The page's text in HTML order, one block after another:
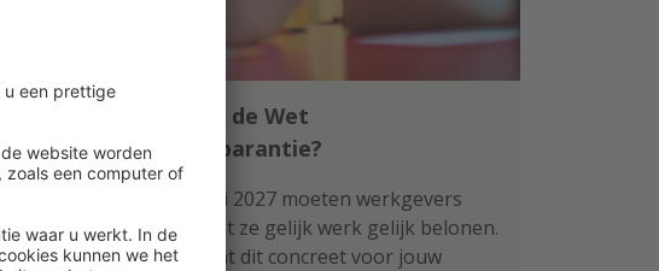
Klaar voor de Wet
loontransparantie?
Per 1 januari 2027 moeten werkgevers
aantonen dat ze gelijk werk gelijk belonen.
Wat betekent dit concreet voor jouw